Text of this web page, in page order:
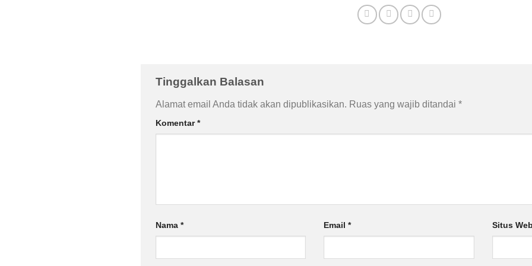
Tinggalkan Balasan
Alamat email Anda tidak akan dipublikasikan. Ruas yang wajib ditandai *
Komentar*
Nama * Email* Situs